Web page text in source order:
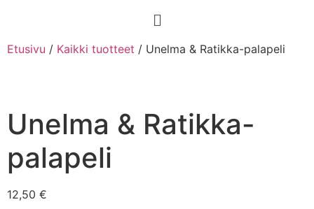
Etusivu / Kaikki tuotteet / Unelma & Ratikka-palapeli
Unelma & Ratikka-
palapeli
12,50 €